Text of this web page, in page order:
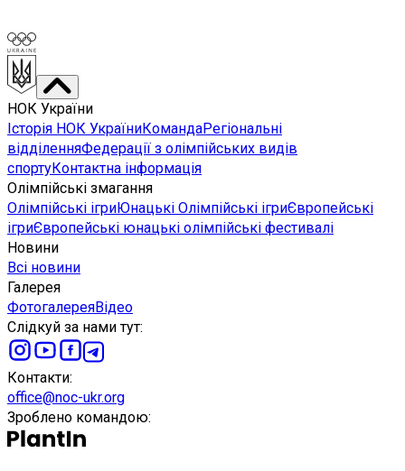
НОК України
Історія НОК УкраїниКомандаРегіональні
відділенняФедерації з олімпійських видів
спортуКонтактна інформація
Олімпійські змагання
Олімпійські ігриЮнацькі Олімпійські ігриЄвропейські
ігриЄвропейські юнацькі олімпійські фестивалі
Новини
Всі новини
Галерея
ФотогалереяВідео
Слідкуй за нами тут:
Контакти:
office@noc-ukr.org
Зроблено командою: